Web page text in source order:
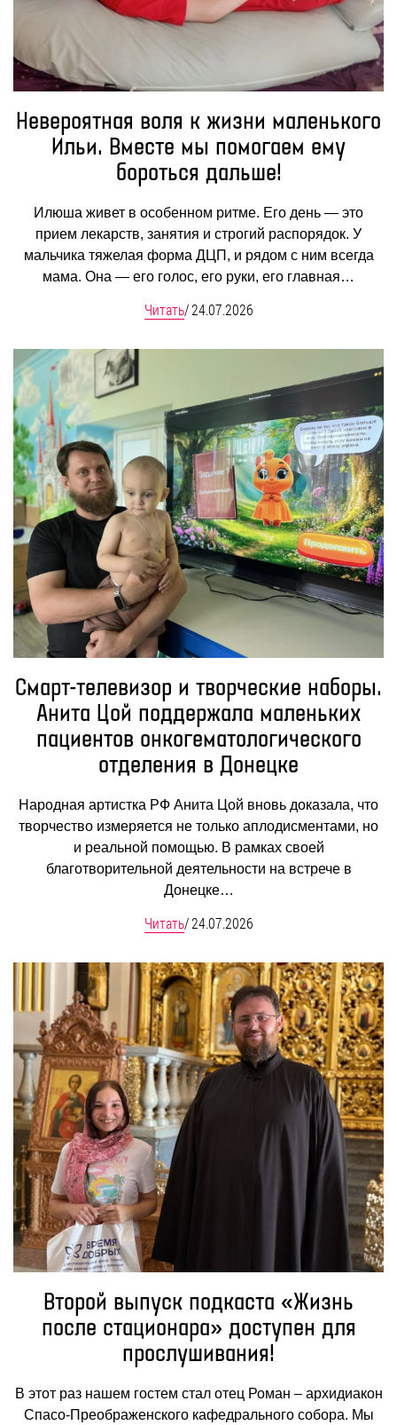
Невероятная воля к жизни маленького
Ильи. Вместе мы помогаем ему
бороться дальше!
Илюша живет в особенном ритме. Его день — это
прием лекарств, занятия и строгий распорядок. У
мальчика тяжелая форма ДЦП, и рядом с ним всегда
мама. Она — его голос, его руки, его главная…
Читать/24.07.2026
Смарт-телевизор и творческие наборы.
Анита Цой поддержала маленьких
пациентов онкогематологического
отделения в Донецке
Народная артистка РФ Анита Цой вновь доказала, что
творчество измеряется не только аплодисментами, но
и реальной помощью. В рамках своей
благотворительной деятельности на встрече в
Донецке…
Читать/24.07.2026
Второй выпуск подкаста «Жизнь
после стационара» доступен для
прослушивания!
В этот раз нашем гостем стал отец Роман – архидиакон
Спасо-Преображенского кафедрального собора. Мы